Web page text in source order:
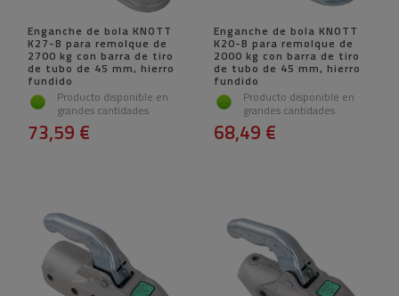
Enganche de bola KNOTT
K27-B para remolque de
2700 kg con barra de tiro
de tubo de 45 mm, hierro
fundido
Producto disponible en
grandes cantidades
73,59 €
Enganche de bola KNOTT
K20-B para remolque de
2000 kg con barra de tiro
de tubo de 45 mm, hierro
fundido
Producto disponible en
grandes cantidades
68,49 €